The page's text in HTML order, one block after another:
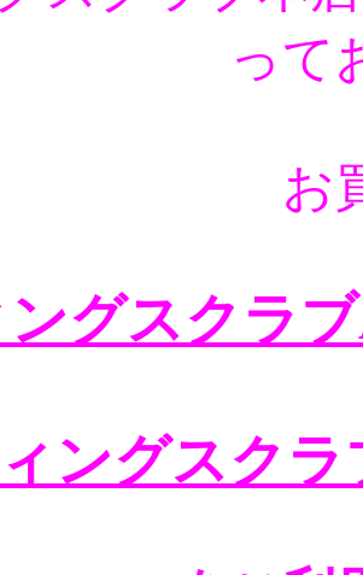
って
お
グスクラ
ングスクラ